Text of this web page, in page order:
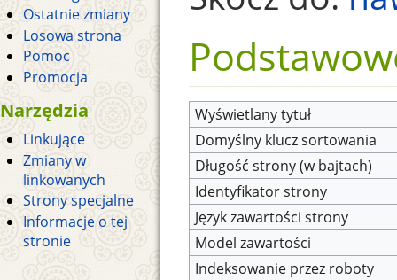
Wyświetlany tytuł
Domyślny klucz sortowania
Długość strony (w bajtach)
Identyfikator strony
Język zawartości strony
Model zawartości
Indeksowanie przez roboty
Ostatnie zmiany
Losowa strona
Pomoc
Promocja
Narzędzia
Linkujące
Zmiany w
linkowanych
Strony specjalne
Informacje o tej
stronie